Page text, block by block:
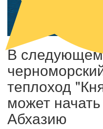
В следующем
теплоход
может
Абхазию